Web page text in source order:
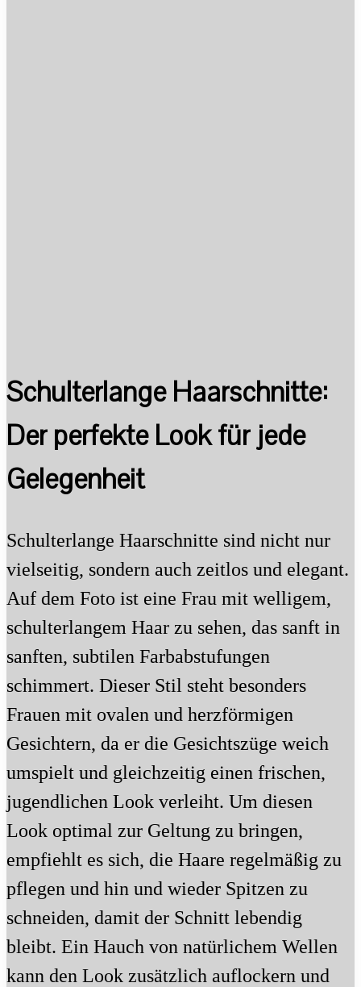
Schulterlange Haarschnitte:
Der perfekte Look für jede
Gelegenheit
Schulterlange Haarschnitte sind nicht nur
vielseitig, sondern auch zeitlos und elegant.
Auf dem Foto ist eine Frau mit welligem,
schulterlangem Haar zu sehen, das sanft in
sanften, subtilen Farbabstufungen
schimmert. Dieser Stil steht besonders
Frauen mit ovalen und herzförmigen
Gesichtern, da er die Gesichtszüge weich
umspielt und gleichzeitig einen frischen,
jugendlichen Look verleiht. Um diesen
Look optimal zur Geltung zu bringen,
empfiehlt es sich, die Haare regelmäßig zu
pflegen und hin und wieder Spitzen zu
schneiden, damit der Schnitt lebendig
bleibt. Ein Hauch von natürlichem Wellen
kann den Look zusätzlich auflockern und